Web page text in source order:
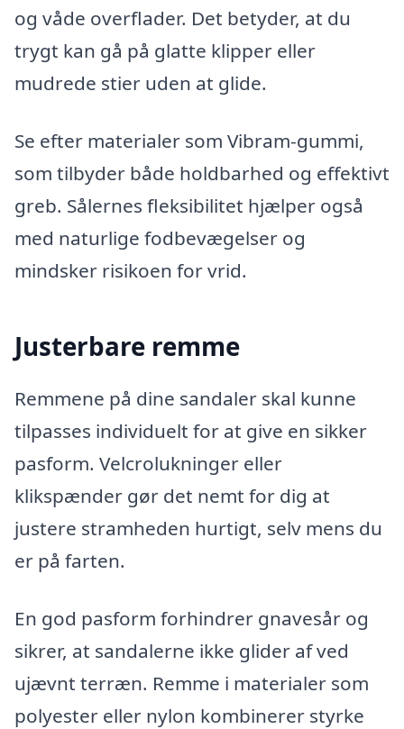
og våde overflader. Det betyder, at du
trygt kan gå på glatte klipper eller
mudrede stier uden at glide.
Se efter materialer som Vibram-gummi,
som tilbyder både holdbarhed og effektivt
greb. Sålernes fleksibilitet hjælper også
med naturlige fodbevægelser og
mindsker risikoen for vrid.
Justerbare remme
Remmene på dine sandaler skal kunne
tilpasses individuelt for at give en sikker
pasform. Velcrolukninger eller
klikspænder gør det nemt for dig at
justere stramheden hurtigt, selv mens du
er på farten.
En god pasform forhindrer gnavesår og
sikrer, at sandalerne ikke glider af ved
ujævnt terræn. Remme i materialer som
polyester eller nylon kombinerer styrke